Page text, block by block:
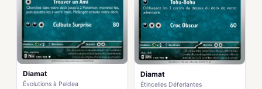
Diamat
Évolutions à Paldea
Diamat
Étincelles Déferlantes